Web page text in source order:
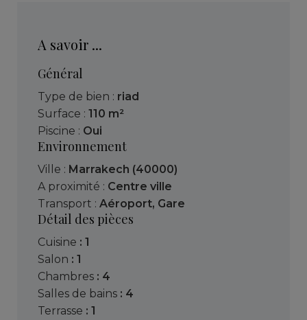
A savoir ...
Général
Type de bien : riad
Surface : 110 m²
Piscine : Oui
Environnement
Ville : Marrakech (40000)
A proximité : Centre ville
Transport : Aéroport, Gare
Détail des pièces
cuisine : 1
salon : 1
chambres : 4
salles de bains : 4
terrasse : 1